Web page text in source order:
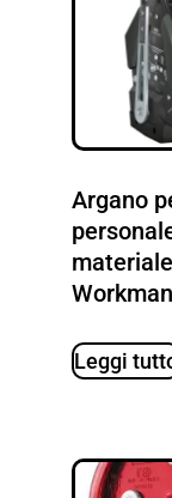
Argano
Workman
Leggi